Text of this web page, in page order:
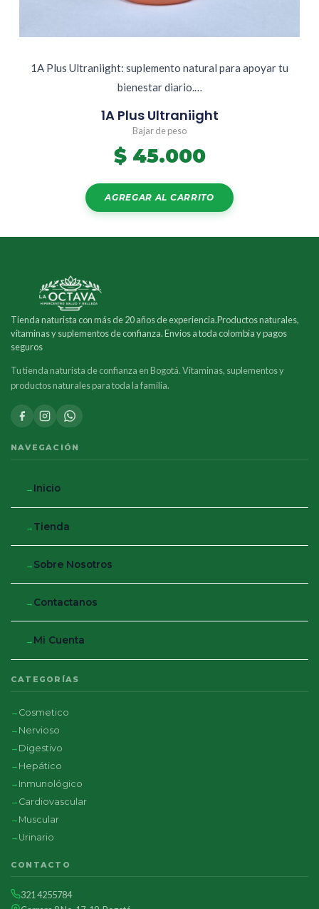
1A Plus Ultraniight: suplemento natural para apoyar tu
bienestar diario.…
1A Plus Ultraniight
Bajar de peso
$45.000
AGREGAR AL CARRITO
Tienda naturista con más de 20 años de experiencia.Productos naturales,
vitaminas y suplementos de confianza. Envios a toda colombia y pagos
seguros
Tu tienda naturista de confianza en Bogotá. Vitaminas, suplementos y
productos naturales para toda la familia.
NAVEGACIÓN
Inicio
Tienda
Sobre Nosotros
Contactanos
Mi Cuenta
CATEGORÍAS
Cosmetico
Nervioso
Digestivo
Hepático
Inmunológico
Cardiovascular
Muscular
Urinario
CONTACTO
321 4255784